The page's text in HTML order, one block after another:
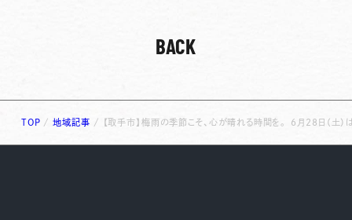
BACK
TOP /地域記事 / 【取手市】梅雨の季節こそ、心が晴れる時間を。 6月28日（土）